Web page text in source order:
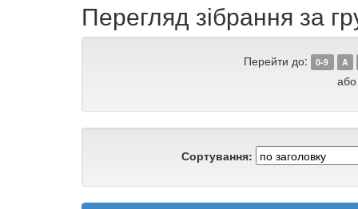
Перегляд зібрання за
Перейти до: 0-9 A
або
Сортування: